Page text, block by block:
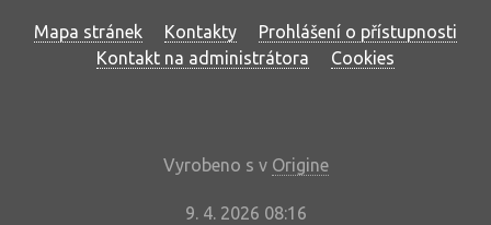
Mapa stránek Kontakty
Prohlášení o přístupnosti
Kontakt na administrátora
Cookies
Vyrobeno s v Origine
9. 4. 2026 08:16